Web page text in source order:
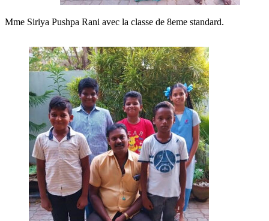
Mme Siriya Pushpa Rani avec la classe de 8eme standard.